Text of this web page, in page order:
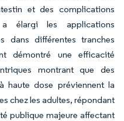
et des complications
élargi les applications
dans différentes tranches
démontré une efficacité
montrant que des
haute dose préviennent la
chez les adultes, répondant
publique majeure affectant